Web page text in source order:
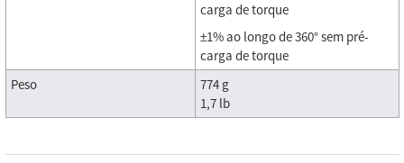
carga de torque
±1% ao longo de 360° sem pré-
carga de torque
Peso
774 g
1,7 lb